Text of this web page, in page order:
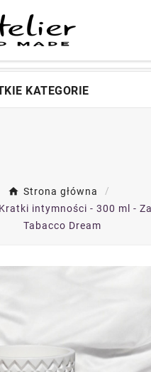
na świecie miejsce
KATEGORIE
Strona główna
intymności - 300 ml -
Tabacco Dream